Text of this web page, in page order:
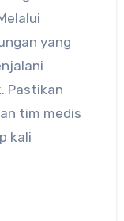
yang
Pastikan
tim medis
kali